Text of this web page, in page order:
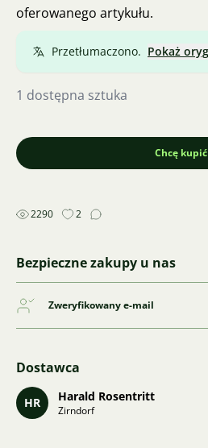
oferowanego artykułu.
Przetłumaczono. Pokaż
1 dostępna sztuka
Chcę kupić
2290 2
Bezpieczne zakupy u nas
Zweryfikowany e-mail
Dostawca
HR Harald Rosentritt
Zirndorf